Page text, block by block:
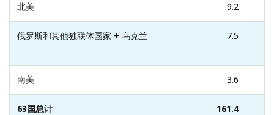
北美 9.2
俄罗斯和其他独联体国家 + 乌克兰 7.5
南美 3.6
63国总计 161.4